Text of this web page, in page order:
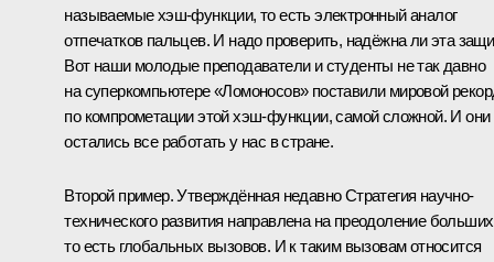
называемые хэш-функции, то есть электронный аналог
отпечатков пальцев. И надо проверить, надёжна ли эта
Вот наши молодые преподаватели и студенты не так давно
на суперкомпьютере «Ломоносов» поставили мировой
по компрометации этой хэш-функции, самой сложной. И они
остались все работать у нас в стране.
Второй пример. Утверждённая недавно Стратегия научно-
технического развития направлена на преодоление
то есть глобальных вызовов. И к таким вызовам относится